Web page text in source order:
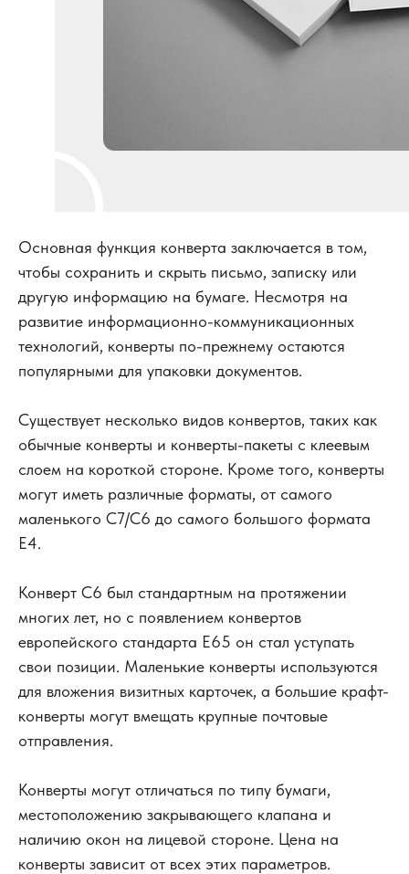
Основная функция конверта заключается в том,
чтобы сохранить и скрыть письмо, записку или
другую информацию на бумаге. Несмотря на
развитие информационно-коммуникационных
технологий, конверты по-прежнему остаются
популярными для упаковки документов.
Существует несколько видов конвертов, таких как
обычные конверты и конверты-пакеты с клеевым
слоем на короткой стороне. Кроме того, конверты
могут иметь различные форматы, от самого
маленького С7/C6 до самого большого формата
E4.
Конверт С6 был стандартным на протяжении
многих лет, но с появлением конвертов
европейского стандарта Е65 он стал уступать
свои позиции. Маленькие конверты используются
для вложения визитных карточек, а большие крафт-
конверты могут вмещать крупные почтовые
отправления.
Конверты могут отличаться по типу бумаги,
местоположению закрывающего клапана и
наличию окон на лицевой стороне. Цена на
конверты зависит от всех этих параметров.